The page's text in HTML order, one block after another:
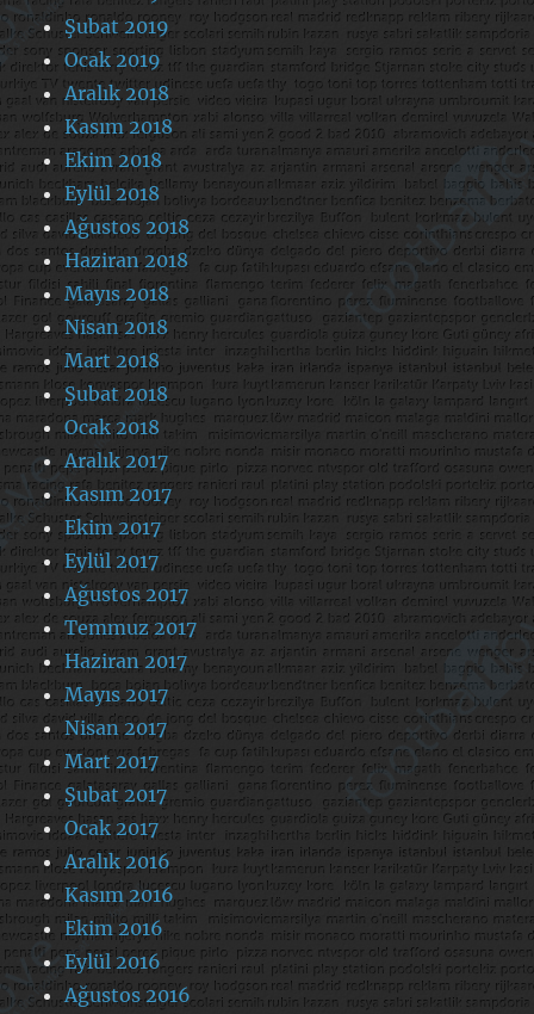
Şubat 2019
Ocak 2019
Aralık 2018
Kasım 2018
Ekim 2018
Eylül 2018
Ağustos 2018
Haziran 2018
Mayıs 2018
Nisan 2018
Mart 2018
Şubat 2018
Ocak 2018
Aralık 2017
Kasım 2017
Ekim 2017
Eylül 2017
Ağustos 2017
Temmuz 2017
Haziran 2017
Mayıs 2017
Nisan 2017
Mart 2017
Şubat 2017
Ocak 2017
Aralık 2016
Kasım 2016
Ekim 2016
Eylül 2016
Ağustos 2016